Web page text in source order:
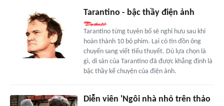
Tarantino - bậc thầy điện ảnh
Tarantino từng tuyên bố sẽ nghỉ hưu sau khi
hoàn thành 10 bộ phim. Lại có tin đồn ông
chuyển sang viết tiểu thuyết. Dù lựa chọn là
gì, di sản của Tarantino đã được khẳng định là
bậc thầy kể chuyện của điện ảnh.
Diễn viên 'Ngôi nhà nhỏ trên thảo